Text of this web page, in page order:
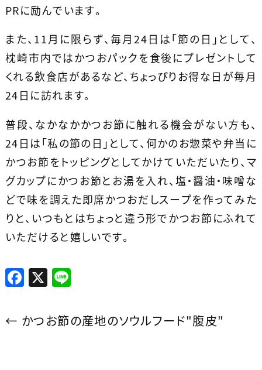
PRに励んでいます。
また、11月に限らず、毎月24日は「節の日」として、
枕崎市内ではかつおパックを食後にプレゼントして
くれる飲食店があるなど、ちょっぴりお得な日が毎月
24日に訪れます。
普段、なかなかかつお節に触れる機会がない方も、
24日は「私の節の日」として、何かのお惣菜や弁当に
かつお節をトッピングとしてかけていただいたり、マ
グカップにかつお節とお湯を入れ、塩・醤油・味噌な
どで味を調えた即席かつおだしスープを作ってみた
りと、いつもとはちょっと違う形でかつお節にふれて
いただけると嬉しいです。
F
a
c
e
X Li
n
e
← かつお節の産地のソウルフード"腹皮"